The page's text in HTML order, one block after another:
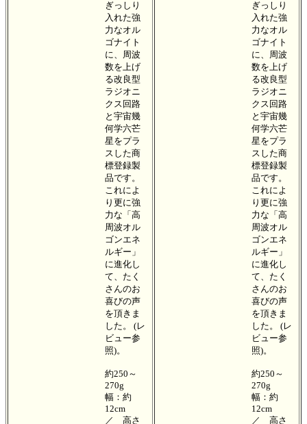
ぎっしり
入れた強
力なオル
ゴナイト
に、周波
数を上げ
る改良型
ラジオニ
クス回路
と宇宙幾
何学六芒
星をプラ
スした商
標登録製
品です。
これによ
り更に強
力な「高
周波オル
ゴンエネ
ルギー」
に進化し
て、たく
さんのお
喜びの声
を頂きま
した。 (レ
ビュー参
照)。
約250～
270g
幅：約
12cm
／ 高さ
ぎっしり
入れた強
力なオル
ゴナイト
に、周波
数を上げ
る改良型
ラジオニ
クス回路
と宇宙幾
何学六芒
星をプラ
スした商
標登録製
品です。
これによ
り更に強
力な「高
周波オル
ゴンエネ
ルギー」
に進化し
て、たく
さんのお
喜びの声
を頂きま
した。 (レ
ビュー参
照)。
約250～
270g
幅：約
12cm
／ 高さ